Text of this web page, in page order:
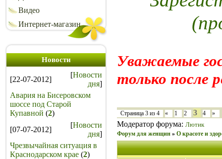
Видео
Интернет-магазин
Новости
[22-07-2012]
[Новости
дня]
Авария на Бисеровском
шоссе под Старой
Купавной (2)
[07-07-2012]
[Новости
дня]
Чрезвычайная ситуация в
Краснодарском крае (2)
Уважаемые
только после
Страница 3 из 4 « 1 2 3 4 »
Модератор форума: Лютик
Форум для женщин » О красоте и